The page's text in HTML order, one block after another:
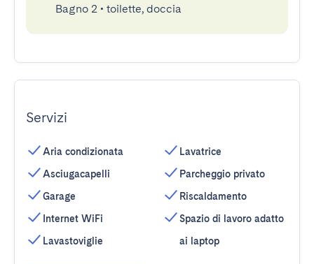
Bagno 2 • toilette, doccia
Servizi
Aria condizionata
Asciugacapelli
Garage
Internet WiFi
Lavastoviglie
Lavatrice
Parcheggio privato
Riscaldamento
Spazio di lavoro adatto
ai laptop